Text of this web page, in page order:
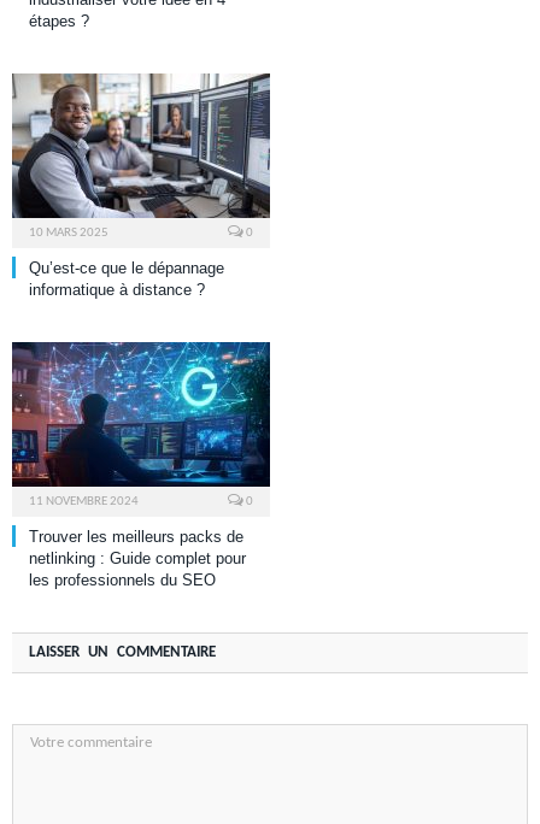
étapes ?
10 MARS 2025 0
Qu’est-ce que le dépannage
informatique à distance ?
11 NOVEMBRE 2024 0
Trouver les meilleurs packs de
netlinking : Guide complet pour
les professionnels du SEO
LAISSER UN COMMENTAIRE